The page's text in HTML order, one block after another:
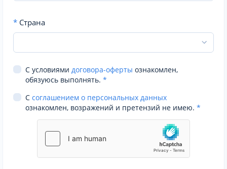
* Страна
С условиями договора-оферты ознакомлен,
обязуюсь выполнять. *
С соглашением о персональных данных
ознакомлен, возражений и претензий не имею. *